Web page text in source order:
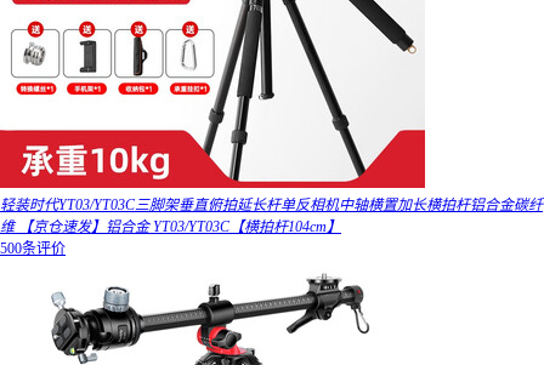
轻装时代YT03/YT03C三脚架垂直俯拍延长杆单反相机中轴横置加长横拍杆铝合金碳纤
维 【京仓速发】铝合金 YT03/YT03C【横拍杆104cm】
500条评价